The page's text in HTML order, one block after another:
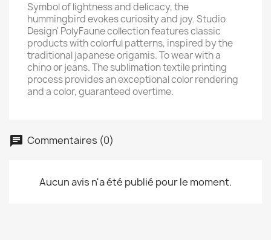
Symbol of lightness and delicacy, the
hummingbird evokes curiosity and joy. Studio
Design' PolyFaune collection features classic
products with colorful patterns, inspired by the
traditional japanese origamis. To wear with a
chino or jeans. The sublimation textile printing
process provides an exceptional color rendering
and a color, guaranteed overtime.
Commentaires (0)
Aucun avis n'a été publié pour le moment.